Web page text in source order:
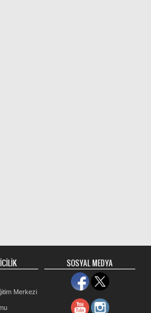
Merkezi
SOSYAL MEDYA